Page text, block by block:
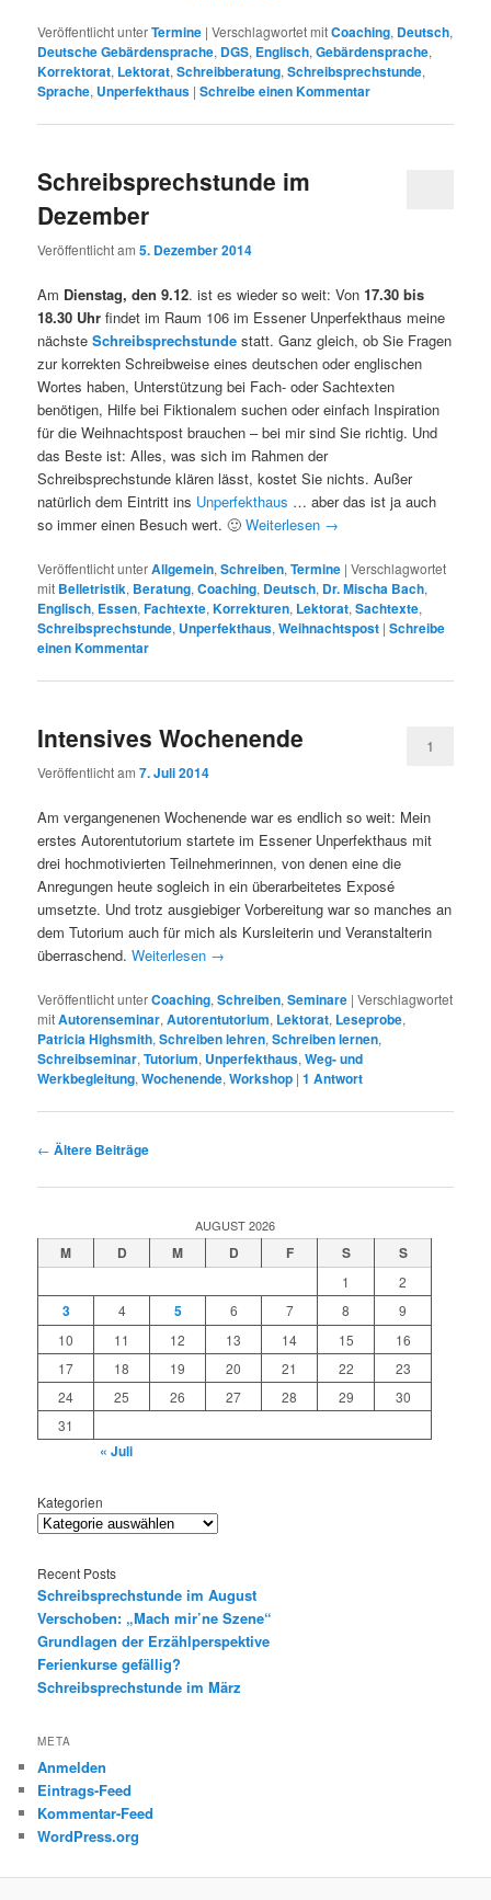
Veröffentlicht unterTermine |Verschlagwortet mitCoaching, Deutsch,
Deutsche Gebärdensprache, DGS, Englisch,Gebärdensprache,
Korrektorat, Lektorat,Schreibberatung,Schreibsprechstunde,
Sprache, Unperfekthaus |Schreibe einen Kommentar
Schreibsprechstunde im
Dezember
Veröffentlicht am5. Dezember 2014
Am Dienstag, den 9.12. ist es wieder so weit: Von17.30 bis
18.30 Uhr findet im Raum 106 im Essener Unperfekthaus meine
nächsteSchreibsprechstunde statt. Ganz gleich, ob Sie Fragen
zur korrekten Schreibweise eines deutschen oder englischen
Wortes haben, Unterstützung bei Fach- oder Sachtexten
benötigen, Hilfe bei Fiktionalem suchen oder einfach Inspiration
für die Weihnachtspost brauchen – bei mir sind Sie richtig. Und
das Beste ist: Alles, was sich im Rahmen der
Schreibsprechstunde klären lässt, kostet Sie nichts. Außer
natürlich dem Eintritt ins Unperfekthaus … aber das ist ja auch
so immer einen Besuch wert. 🙂Weiterlesen →
Veröffentlicht unterAllgemein,Schreiben,Termine |Verschlagwortet
mit Belletristik, Beratung,Coaching, Deutsch, Dr. Mischa Bach,
Englisch, Essen,Fachtexte,Korrekturen, Lektorat,Sachtexte,
Schreibsprechstunde, Unperfekthaus,Weihnachtspost |Schreibe
einen Kommentar
Intensives Wochenende
Veröffentlicht am7. Juli 2014
1
Am vergangenenen Wochenende war es endlich so weit: Mein
erstes Autorentutorium startete im Essener Unperfekthaus mit
drei hochmotivierten Teilnehmerinnen, von denen eine die
Anregungen heute sogleich in ein überarbeitetes Exposé
umsetzte. Und trotz ausgiebiger Vorbereitung war so manches an
dem Tutorium auch für mich als Kursleiterin und Veranstalterin
überraschend.Weiterlesen →
Veröffentlicht unterCoaching,Schreiben,Seminare |Verschlagwortet
mitAutorenseminar,Autorentutorium, Lektorat, Leseprobe,
Patricia Highsmith,Schreiben lehren,Schreiben lernen,
Schreibseminar,Tutorium, Unperfekthaus,Weg- und
Werkbegleitung,Wochenende,Workshop |1 Antwort
Beitragsnavigation
← Ältere Beiträge
AUGUST 2026
M D M D F S S
1 2
3 4 5 6 7 8
9
10
11 12 13 14 15
16
17
18 19 20 21 22
23
24
25 26 27 28 29
30
31
« Juli
Kategorien
Recent Posts
Schreibsprechstunde im August
Verschoben: „Mach mir’ne Szene“
Grundlagen der Erzählperspektive
Ferienkurse gefällig?
Schreibsprechstunde im März
META
Anmelden
Eintrags-Feed
Kommentar-Feed
WordPress.org